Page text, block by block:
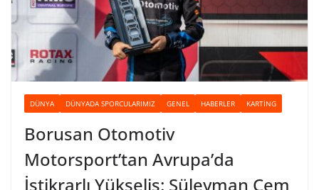
DÜNYA DÜNYADA SPORCULARIMIZ GENEL HABERLER KARTING
Borusan Otomotiv
Motorsport’tan Avrupa’da
İstikrarlı Yükseliş: Süleyman Cem